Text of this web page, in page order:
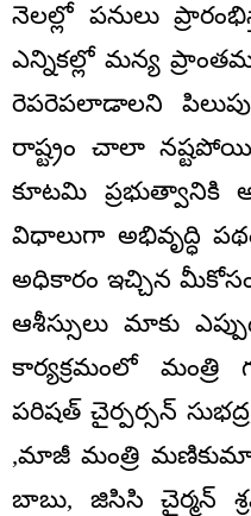
నెలల్లో పనులు
ఎన్నికల్లో మన్య
రెపరెపలాడాలని
రాష్ట్రం చాలా
కూటమి ప్రభుత్వానికి
విధాలుగా అభివృద్ధి
అధికారం ఇచ్చిన
ఆశీస్సులు మాకు
కార్యక్రమంలో మంత్రి
పరిషత్ చైర్పర్సన్
,మాజీ మంత్రి
బాబు, జిసిసి చైర్మన్